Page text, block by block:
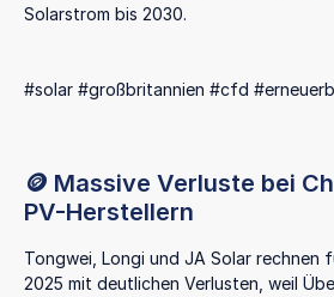
Solarstrom bis 2030.
#solar #großbritannien #cfd
🪙 Massive Verluste bei
PV-Herstellern
Tongwei, Longi und JA Solar rechnen
2025 mit deutlichen Verlusten, weil